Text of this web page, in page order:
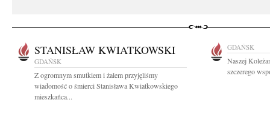
STANISŁAW KWIATKOWSKI
GDAŃSK
Z ogromnym smutkiem i żalem przyjęliśmy
wiadomość o śmierci Stanisława Kwiatkowskiego
mieszkańca...
GDAŃSK
Naszej
szczerego